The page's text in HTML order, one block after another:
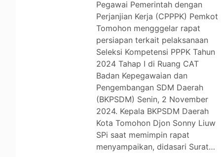
Pegawai Pemerintah dengan
Perjanjian Kerja (CPPPK) Pemkot
Tomohon mengggelar rapat
persiapan terkait pelaksanaan
Seleksi Kompetensi PPPK Tahun
2024 Tahap I di Ruang CAT
Badan Kepegawaian dan
Pengembangan SDM Daerah
(BKPSDM) Senin, 2 November
2024. Kepala BKPSDM Daerah
Kota Tomohon Djon Sonny Liuw
SPi saat memimpin rapat
menyampaikan, didasari Surat…